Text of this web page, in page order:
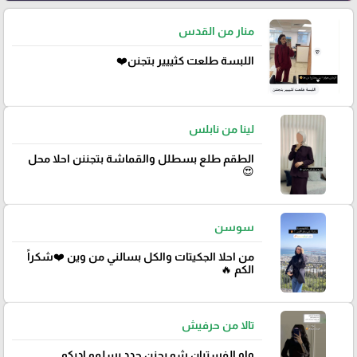
منار من القدس
اللبسة طلعت كثييير بتجنن❤️
لينا من نابلس
الطقم طلع بسطلل والقماشة بتجننن احلا محل
😍
سوسن
من احلا الجكيتات والكل بسالني من وين ❤️شكراً
الكم 🔥
تالا من حرفيش
واو الفستيان شو بجنن جدد يسلمو اديكم